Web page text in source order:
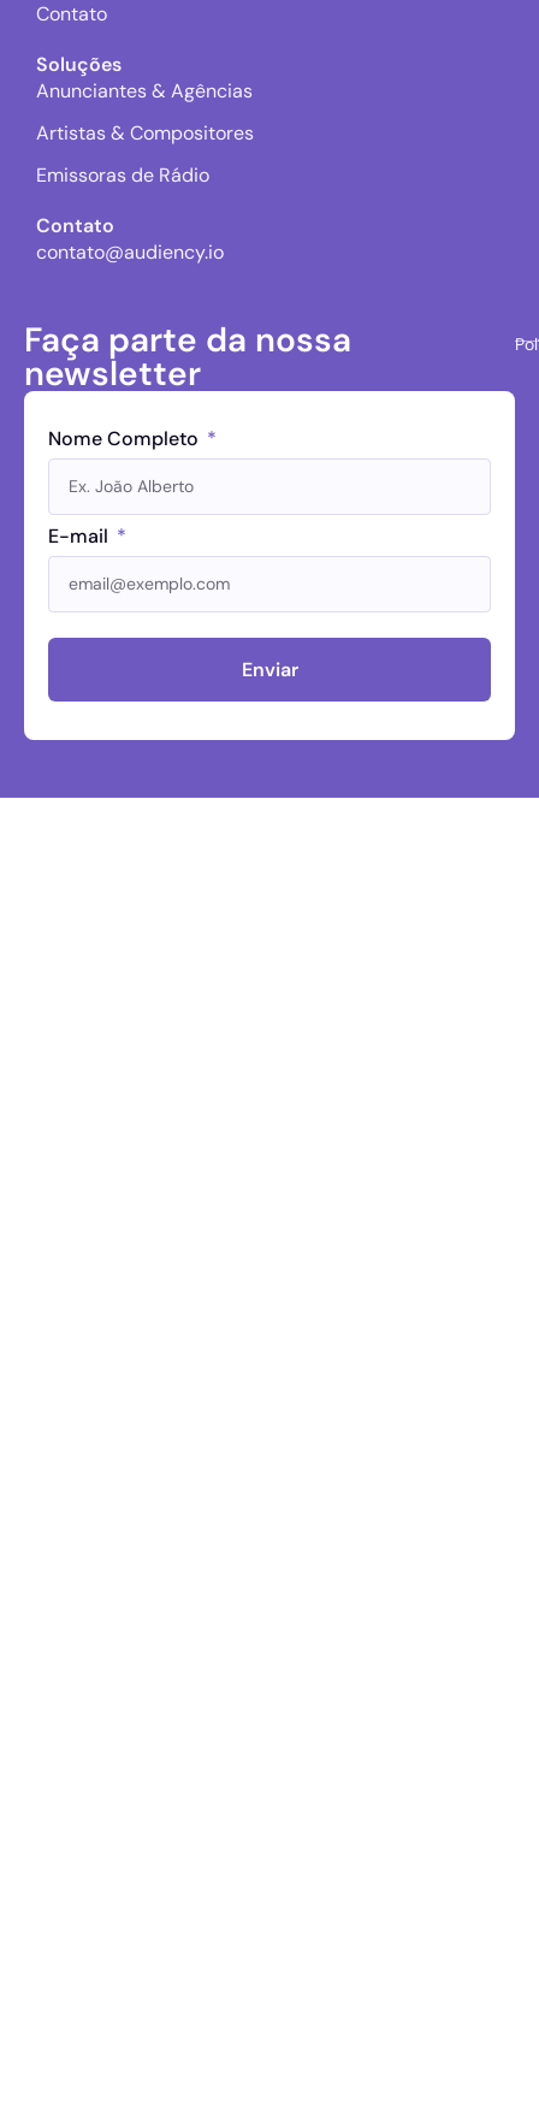
Contato
Soluções
Anunciantes & Agências
Artistas & Compositores
Emissoras de Rádio
Contato
contato@audiency.io
Faça parte da nossa
newsletter
Nome Completo
E-mail
Enviar